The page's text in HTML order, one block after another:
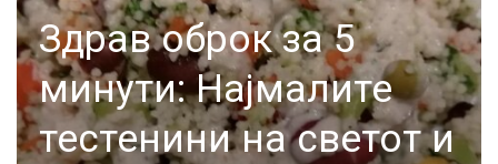
Здрав оброк за 5
минути: Најмалите
тестенини на светот и